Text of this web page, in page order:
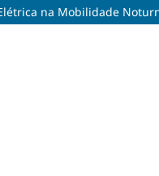
na Mobilidade